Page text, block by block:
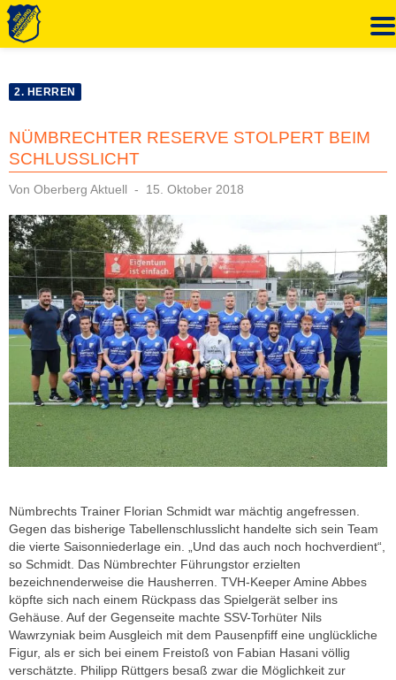
Inhalt
2. HERREN
NÜMBRECHTER RESERVE STOLPERT BEIM
SCHLUSSLICHT
Von Oberberg Aktuell
Veröffentlicht
15. Oktober 2018
Nümbrechts Trainer Florian Schmidt war mächtig angefressen.
Gegen das bisherige Tabellenschlusslicht handelte sich sein Team
die vierte Saisonniederlage ein. „Und das auch noch hochverdient“,
so Schmidt. Das Nümbrechter Führungstor erzielten
bezeichnenderweise die Hausherren. TVH-Keeper Amine Abbes
köpfte sich nach einem Rückpass das Spielgerät selber ins
Gehäuse. Auf der Gegenseite machte SSV-Torhüter Nils
Wawrzyniak beim Ausgleich mit dem Pausenpfiff eine unglückliche
Figur, als er sich bei einem Freistoß von Fabian Hasani völlig
verschätzte. Philipp Rüttgers besaß zwar die Möglichkeit zur